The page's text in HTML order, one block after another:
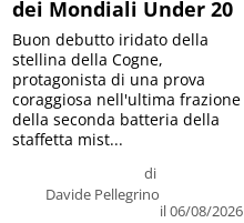
dei Mondiali Under 20
di
Davide Pellegrino
il 06/08/2026
Buon debutto iridato della
stellina della Cogne,
protagonista di una prova
coraggiosa nell'ultima frazione
della seconda batteria della
staffetta mist...